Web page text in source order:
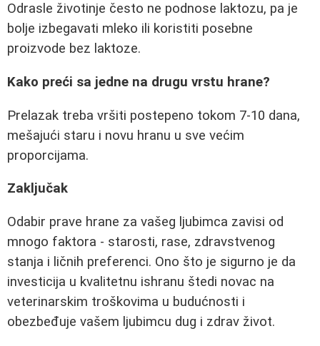
Odrasle životinje često ne podnose laktozu, pa je
bolje izbegavati mleko ili koristiti posebne
proizvode bez laktoze.
Kako preći sa jedne na drugu vrstu hrane?
Prelazak treba vršiti postepeno tokom 7-10 dana,
mešajući staru i novu hranu u sve većim
proporcijama.
Zaključak
Odabir prave hrane za vašeg ljubimca zavisi od
mnogo faktora - starosti, rase, zdravstvenog
stanja i ličnih preferenci. Ono što je sigurno je da
investicija u kvalitetnu ishranu štedi novac na
veterinarskim troškovima u budućnosti i
obezbeđuje vašem ljubimcu dug i zdrav život.